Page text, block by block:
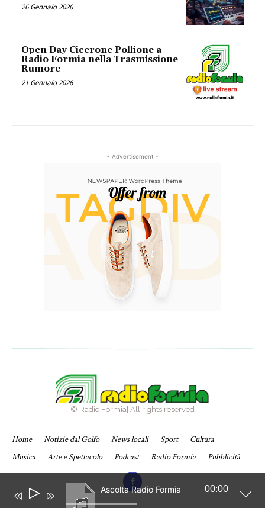
26 Gennaio 2026
Open Day Cicerone Pollione a
Radio Formia nella Trasmissione
Rumore
21 Gennaio 2026
- Advertisement -
© Radio Formia| All rights reserved
Home Notizie dal Golfo News locali Sport
Cultura
Musica
Arte e Spettacolo Podcast Radio Formia Pubblicità
Ascolta Radio Formia
Audio
00:00